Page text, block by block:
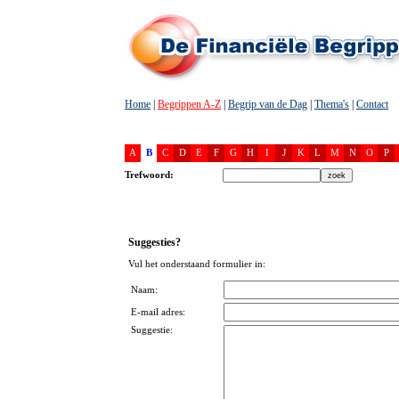
Home Begrippen A-Z Begrip van de Dag Thema's Contact
A B C D E F G H I J K L M N O P
Trefwoord:
Suggesties?
Vul het onderstaand formulier in:
Naam:
E-mail adres:
Suggestie: